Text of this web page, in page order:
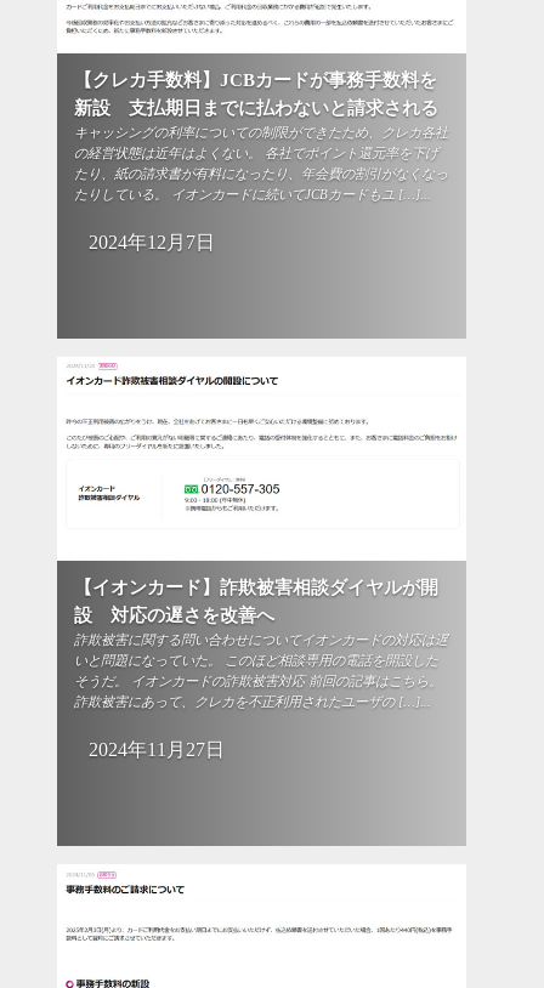
【クレカ手数料】JCBカードが事務手数料を
新設 支払期日までに払わないと請求される
キャッシングの利率についての制限ができたため、クレカ各社
の経営状態は近年はよくない。 各社でポイント還元率を下げ
たり、紙の請求書が有料になったり、年会費の割引がなくなっ
たりしている。 イオンカードに続いてJCBカードもユ […]...
2024年12月7日
【イオンカード】詐欺被害相談ダイヤルが開
設 対応の遅さを改善へ
詐欺被害に関する問い合わせについてイオンカードの対応は遅
いと問題になっていた。 このほど相談専用の電話を開設した
そうだ。 イオンカードの詐欺被害対応 前回の記事はこちら。
詐欺被害にあって、クレカを不正利用されたユーザの […]...
2024年11月27日